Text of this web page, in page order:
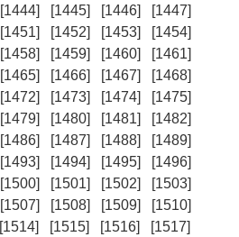
[1444] [1445] [1446]
[1447]
[1451] [1452] [1453]
[1454]
[1458] [1459] [1460]
[1461]
[1465] [1466] [1467]
[1468]
[1472] [1473] [1474]
[1475]
[1479] [1480] [1481]
[1482]
[1486] [1487] [1488]
[1489]
[1493] [1494] [1495]
[1496]
[1500] [1501] [1502]
[1503]
[1507] [1508] [1509]
[1510]
[1514] [1515] [1516]
[1517]